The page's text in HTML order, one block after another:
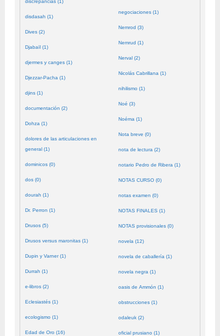
discrepancias (1)
disdasah (1)
Dives (2)
Djabaïl (1)
djermes y canges (1)
Djezzar-Pacha (1)
djins (1)
documentación (2)
Dohza (1)
dolores de las articulaciones en
general (1)
dominicos (0)
dos (0)
dourah (1)
Dr. Perron (1)
Drusos (5)
Drusos versus maronitas (1)
Dupin y Varner (1)
Durrah (1)
e-libros (2)
Eclesiastés (1)
ecologismo (1)
Edad de Oro (16)
negociaciones (1)
Nemrod (3)
Nemrud (1)
Nerval (2)
Nicolás Cabrillana (1)
nihilismo (1)
Noé (3)
Noéma (1)
Nota breve (0)
nota de lectura (2)
notario Pedro de Ribera (1)
NOTAS CURSO (0)
notas examen (0)
NOTAS FINALES (1)
NOTAS provisionales (0)
novela (12)
novela de caballería (1)
novela negra (1)
oasis de Ammón (1)
obstrucciones (1)
odaleuk (2)
oficial prusiano (1)